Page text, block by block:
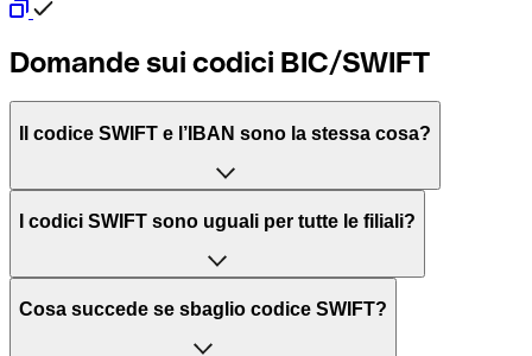
Domande sui codici BIC/SWIFT
Il codice SWIFT e l’IBAN sono la stessa cosa?
L'acronimo SWIFT sta per “Society for Worldwide
per l’elaborazione dei pagamenti tra diversi Paesi.
Il BIC, invece, sta per “Bank Identifier Code” ed è una
I codici SWIFT sono uguali per tutte le filiali?
Dipende dalle banche. In alcuni casi le banche utilizzano
Cosa succede se sbaglio codice SWIFT?